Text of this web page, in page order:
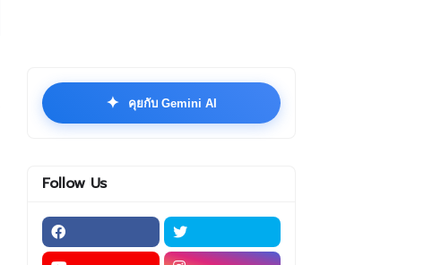
✦ คุยกับ Gemini AI
Follow Us